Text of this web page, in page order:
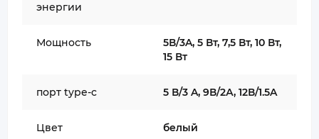
энергии
Мощность
5В/3A, 5 Вт, 7,5 Вт, 10 Вт,
15 Вт
порт type-c 5 В/3 A, 9В/2А, 12В/1.5A
Цвет белый